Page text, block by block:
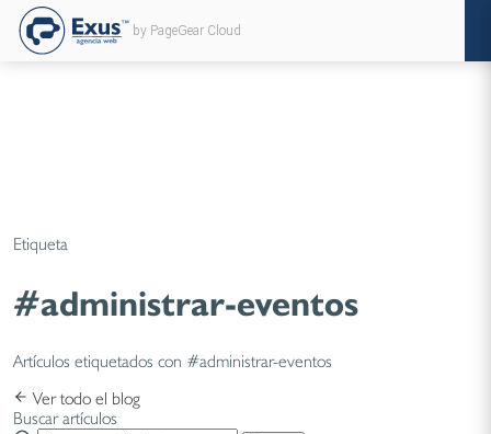
by PageGear Cloud
Etiqueta
#administrar-eventos
Artículos etiquetados con #administrar-eventos
Ver todo el blog
Buscar artículos